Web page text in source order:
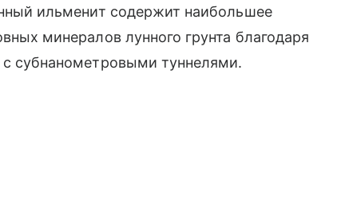
ильменит содержит наибольшее
минералов лунного грунта благодаря
субнанометровыми туннелями.